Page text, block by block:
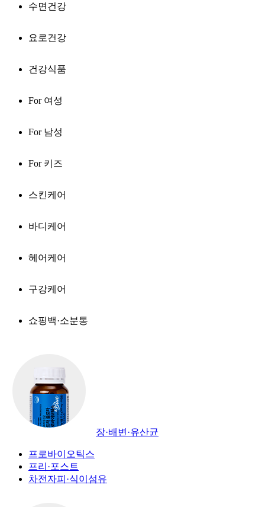
수면건강
요로건강
건강식품
For 여성
For 남성
For 키즈
스킨케어
바디케어
헤어케어
구강케어
쇼핑백·소분통
장·배변·유산균
프로바이오틱스
프리·포스트
차전자피·식이섬유